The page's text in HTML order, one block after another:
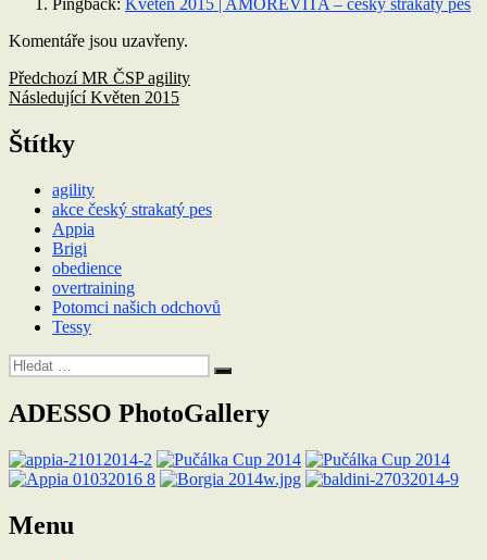
Pingback: Květen 2015 | AMOREVITA – český strakatý pes
Komentáře jsou uzavřeny.
Navigace
pro
příspěvek
Předchozí Předchozí
příspěvek:
MR ČSP agility
Následující Následující
Květen 2015
Štítky
agility
akce český strakatý pes
Appia
Brigi
obedience
overtraining
Potomci našich odchovů
Tessy
Hledat:
Hledání
ADESSO PhotoGallery
Menu